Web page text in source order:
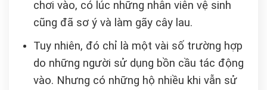
chơi vào, có lúc những nhân viên vệ sinh
cũng đã sơ ý và làm gãy cây lau.
Tuy nhiên, đó chỉ là một vài số trường hợp
do những người sử dụng bồn cầu tác động
vào. Nhưng có những hộ nhiều khi vẫn sử